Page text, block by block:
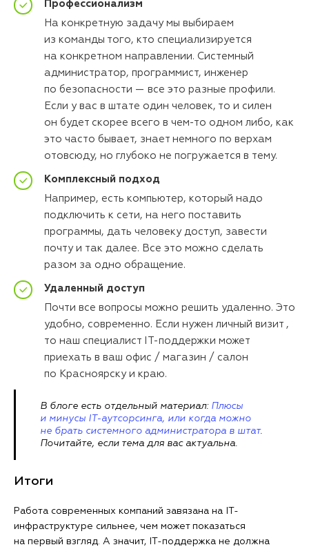
Профессионализм
На конкретную задачу мы выбираем
из команды того, кто специализируется
на конкретном направлении. Системный
администратор, программист, инженер
по безопасности — все это разные профили.
Если у вас в штате один человек, то и силен
он будет скорее всего в чем-то одном либо, как
это часто бывает, знает немного по верхам
отовсюду, но глубоко не погружается в тему.
Комплексный подход
Например, есть компьютер, который надо
подключить к сети, на него поставить
программы, дать человеку доступ, завести
почту и так далее. Все это можно сделать
разом за одно обращение.
Удаленный доступ
Почти все вопросы можно решить удаленно. Это
удобно, современно. Если нужен личный визит ,
то наш специалист IT-поддержки может
приехать в ваш офис / магазин / салон
по Красноярску и краю.
В блоге есть отдельный материал: Плюсы
и минусы IT-аутсорсинга, или когда можно
не брать системного администратора в штат.
Почитайте, если тема для вас актуальна.
Итоги
Работа современных компаний завязана на IT-
инфраструктуре сильнее, чем может показаться
на первый взгляд. А значит, IT-поддержка не должна